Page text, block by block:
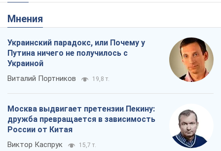
Мнения
Украинский парадокс, или Почему у
Путина ничего не получилось с
Украиной
Виталий Портников 19,8 т.
Москва выдвигает претензии Пекину:
дружба превращается в зависимость
России от Китая
Виктор Каспрук 15,7 т.